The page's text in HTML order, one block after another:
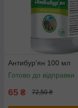
Антибур'ян 100 мл
Готово до відправки
65 ₴ 72,50 ₴